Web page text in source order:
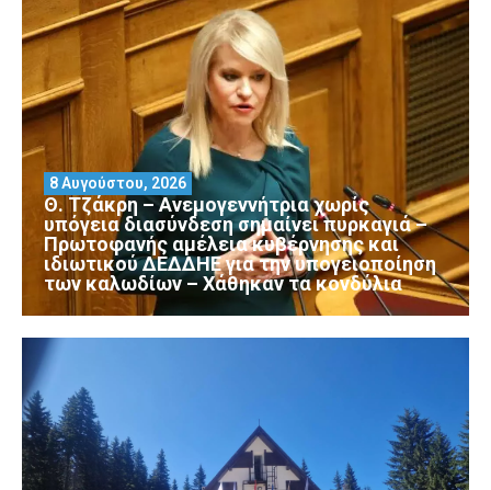
Θ. Τζάκρη – Ανεμογεννήτρια χωρίς
υπόγεια διασύνδεση σημαίνει πυρκαγιά –
Πρωτοφανής αμέλεια κυβέρνησης και
ιδιωτικού ΔΕΔΔΗΕ για την υπογειοποίηση
των καλωδίων – Χάθηκαν τα κονδύλια
8 Αυγούστου, 2026